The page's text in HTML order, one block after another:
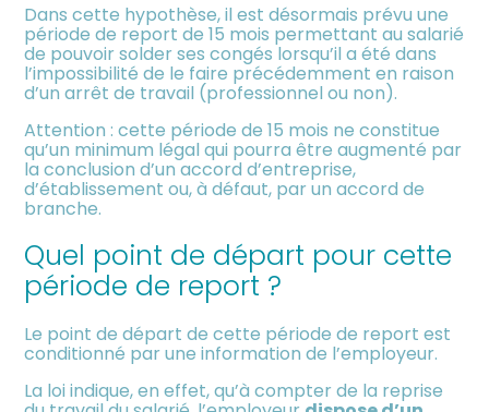
Dans cette hypothèse, il est désormais prévu une
période de report de 15 mois permettant au salarié
de pouvoir solder ses congés lorsqu’il a été dans
l’impossibilité de le faire précédemment en raison
d’un arrêt de travail (professionnel ou non).
Attention : cette période de 15 mois ne constitue
qu’un minimum légal qui pourra être augmenté par
la conclusion d’un accord d’entreprise,
d’établissement ou, à défaut, par un accord de
branche.
Quel point de départ pour cette
période de report ?
Le point de départ de cette période de report est
conditionné par une information de l’employeur.
La loi indique, en effet, qu’à compter de la reprise